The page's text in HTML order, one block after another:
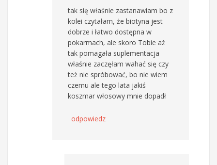
tak się właśnie zastanawiam bo z
kolei czytałam, że biotyna jest
dobrze i łatwo dostępna w
pokarmach, ale skoro Tobie aż
tak pomagała suplementacja
właśnie zaczęłam wahać się czy
też nie spróbować, bo nie wiem
czemu ale tego lata jakiś
koszmar włosowy mnie dopadł
odpowiedz